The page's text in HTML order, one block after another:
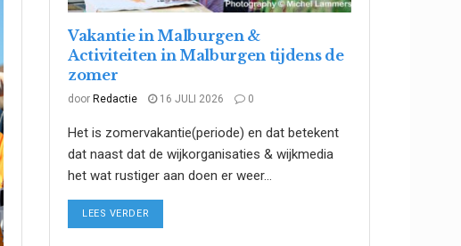
Vakantie in Malburgen &
Activiteiten in Malburgen tijdens de
zomer
door Redactie 16 JULI 2026 0
Het is zomervakantie(periode) en dat betekent
dat naast dat de wijkorganisaties & wijkmedia
het wat rustiger aan doen er weer...
LEES VERDER